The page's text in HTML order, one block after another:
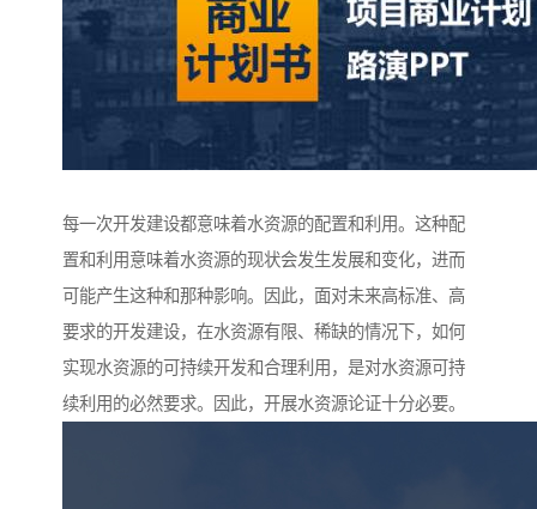
每一次开发建设都意味着水资源的配置和利用。这种配
置和利用意味着水资源的现状会发生发展和变化，进而
可能产生这种和那种影响。因此，面对未来高标准、高
要求的开发建设，在水资源有限、稀缺的情况下，如何
实现水资源的可持续开发和合理利用，是对水资源可持
续利用的必然要求。因此，开展水资源论证十分必要。